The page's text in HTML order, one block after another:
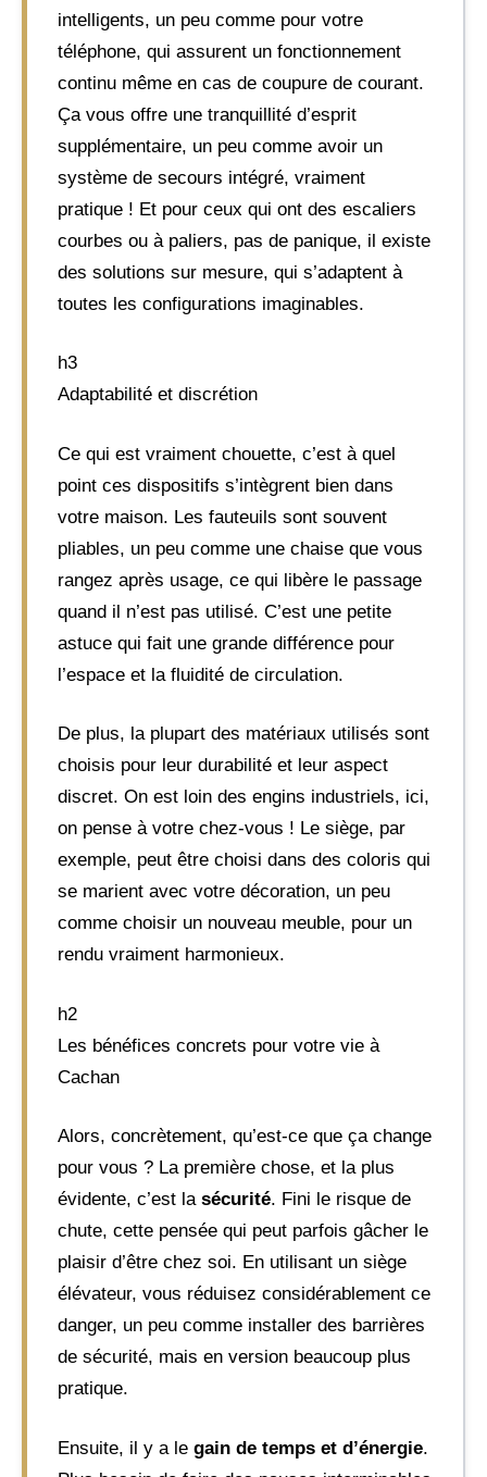
intelligents, un peu comme pour votre
téléphone, qui assurent un fonctionnement
continu même en cas de coupure de courant.
Ça vous offre une tranquillité d’esprit
supplémentaire, un peu comme avoir un
système de secours intégré, vraiment
pratique ! Et pour ceux qui ont des escaliers
courbes ou à paliers, pas de panique, il existe
des solutions sur mesure, qui s’adaptent à
toutes les configurations imaginables.
h3
Adaptabilité et discrétion
Ce qui est vraiment chouette, c’est à quel
point ces dispositifs s’intègrent bien dans
votre maison. Les fauteuils sont souvent
pliables, un peu comme une chaise que vous
rangez après usage, ce qui libère le passage
quand il n’est pas utilisé. C’est une petite
astuce qui fait une grande différence pour
l’espace et la fluidité de circulation.
De plus, la plupart des matériaux utilisés sont
choisis pour leur durabilité et leur aspect
discret. On est loin des engins industriels, ici,
on pense à votre chez-vous ! Le siège, par
exemple, peut être choisi dans des coloris qui
se marient avec votre décoration, un peu
comme choisir un nouveau meuble, pour un
rendu vraiment harmonieux.
h2
Les bénéfices concrets pour votre vie à
Cachan
Alors, concrètement, qu’est-ce que ça change
pour vous ? La première chose, et la plus
évidente, c’est la sécurité. Fini le risque de
chute, cette pensée qui peut parfois gâcher le
plaisir d’être chez soi. En utilisant un siège
élévateur, vous réduisez considérablement ce
danger, un peu comme installer des barrières
de sécurité, mais en version beaucoup plus
pratique.
Ensuite, il y a le gain de temps et d’énergie.